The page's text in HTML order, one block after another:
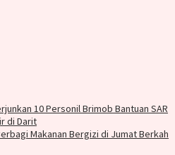
10 Personil Brimob Bantuan SAR
di Darit
Makanan Bergizi di Jumat Berkah